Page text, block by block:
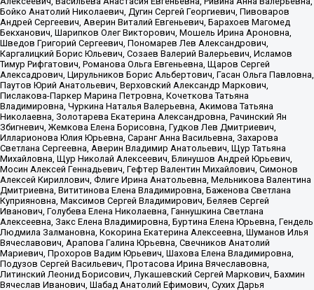
Бойко Анатолий Николаевич, Дугин Сергей Георгиевич, Пивоваров
Андрей Сергеевич, Аверин Виталий Евгеньевич, Барахоев Магомед
Бекханович, Шарипков Олег Викторович, Мошель Ирина Ароновна,
Шведов Григорий Сергеевич, Пономарев Лев Александрович,
Каргалицкий Борис Юльевич, Созаев Валерий Валерьевич, Исламов
Тимур Рифгатович, Романова Ольга Евгеньевна, Щаров Сергей
Алексадрович, Цирульников Борис Альбертович, Гасан Ольга Павловна,
Паутов Юрий Анатольевич, Верховский Александр Маркович,
Пислакова-Паркер Марина Петровна, Кочеткова Татьяна
Владимировна, Чуркина Наталья Валерьевна, Акимова Татьяна
Николаевна, Золотарева Екатерина Александровна, Рачинский Ян
Збигневич, Жемкова Елена Борисовна, Гудков Лев Дмитриевич,
Илларионова Юлия Юрьевна, Саранг Анна Васильевна, Захарова
Светлана Сергеевна, Аверин Владимир Анатольевич, Щур Татьяна
Михайловна, Щур Николай Алексеевич, Блинушов Андрей Юрьевич,
Мосин Алексей Геннадьевич, Гефтер Валентин Михайлович, Симонов
Алексей Кириллович, Флиге Ирина Анатольевна, Мельникова Валентина
Дмитриевна, Вититинова Елена Владимировна, Баженова Светлана
Куприяновна, Максимов Сергей Владимирович, Беляев Сергей
Иванович, Голубева Елена Николаевна, Ганнушкина Светлана
Алексеевна, Закс Елена Владимировна, Буртина Елена Юрьевна, Гендель
Людмила Залмановна, Кокорина Екатерина Алексеевна, Шуманов Илья
Вячеславович, Арапова Галина Юрьевна, Свечников Анатолий
Мариевич, Прохоров Вадим Юрьевич, Шахова Елена Владимировна,
Подузов Сергей Васильевич, Протасова Ирина Вячеславовна,
Литинский Леонид Борисович, Лукашевский Сергей Маркович, Бахмин
Вячеслав Иванович, Шабад Анатолий Ефимович, Сухих Дарья